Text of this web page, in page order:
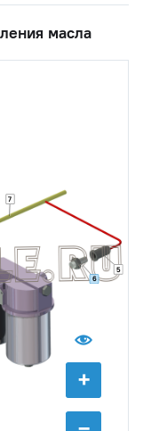
масла
+
5
6
7